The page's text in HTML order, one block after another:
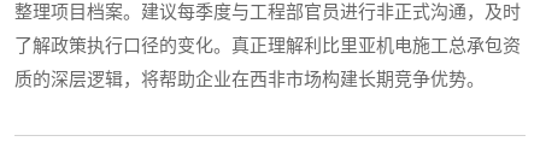
整理项目档案。建议每季度与工程部官员进行非正式沟通，及时
了解政策执行口径的变化。真正理解利比里亚机电施工总承包资
质的深层逻辑，将帮助企业在西非市场构建长期竞争优势。